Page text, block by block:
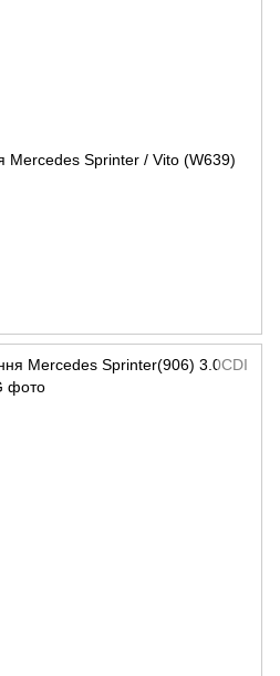
Mercedes Sprinter / Vito (W639)